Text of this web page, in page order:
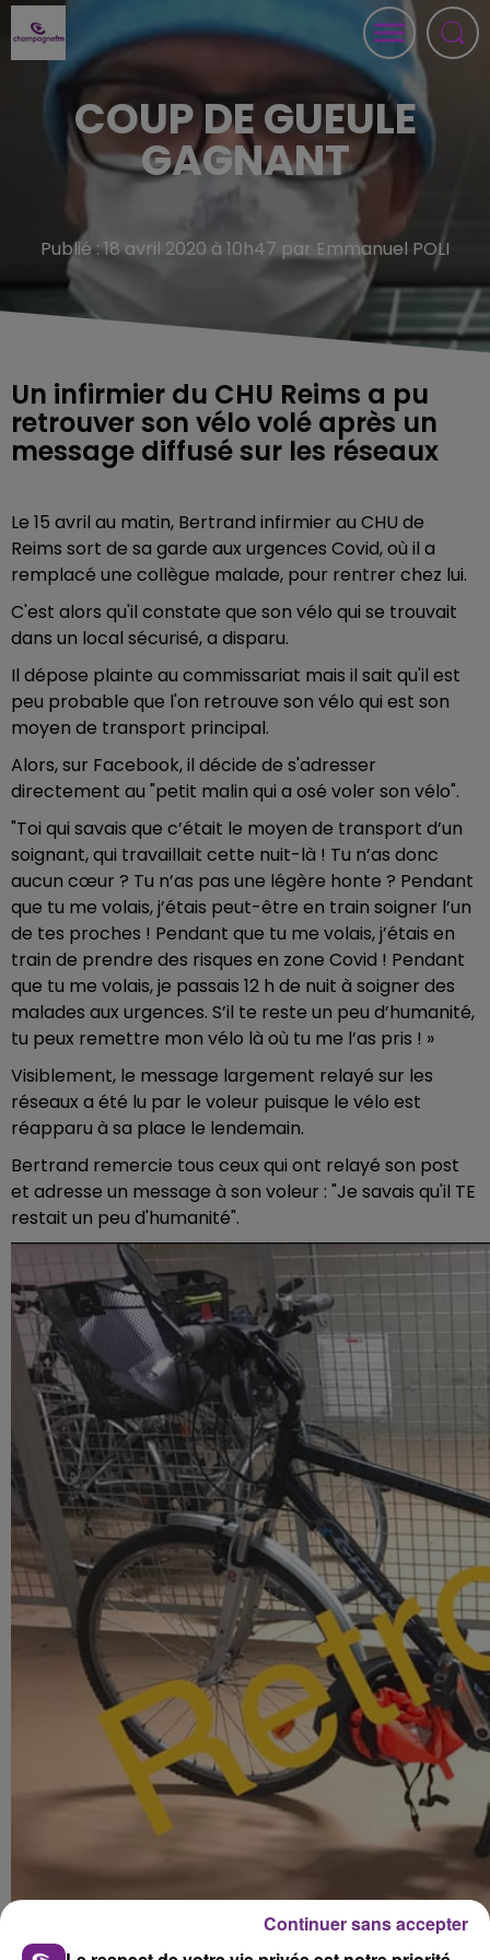
COUP DE GUEULE
GAGNANT
Publié : 18 avril 2020 à 10h47 par Emmanuel POLI
Un infirmier du CHU Reims a pu
retrouver son vélo volé après un
message diffusé sur les réseaux
Le 15 avril au matin, Bertrand infirmier au CHU de
Reims sort de sa garde aux urgences Covid, où il a
remplacé une collègue malade, pour rentrer chez lui.
C'est alors qu'il constate que son vélo qui se trouvait
dans un local sécurisé, a disparu.
Il dépose plainte au commissariat mais il sait qu'il est
peu probable que l'on retrouve son vélo qui est son
moyen de transport principal.
Alors, sur Facebook, il décide de s'adresser
directement au "petit malin qui a osé voler son vélo".
"Toi qui savais que c’était le moyen de transport d’un
soignant, qui travaillait cette nuit-là ! Tu n’as donc
aucun cœur ? Tu n’as pas une légère honte ? Pendant
que tu me volais, j’étais peut-être en train soigner l’un
de tes proches ! Pendant que tu me volais, j’étais en
train de prendre des risques en zone Covid ! Pendant
que tu me volais, je passais 12 h de nuit à soigner des
malades aux urgences. S’il te reste un peu d’humanité,
tu peux remettre mon vélo là où tu me l’as pris ! »
Visiblement, le message largement relayé sur les
réseaux a été lu par le voleur puisque le vélo est
réapparu à sa place le lendemain.
Bertrand remercie tous ceux qui ont relayé son post
et adresse un message à son voleur : "Je savais qu'il TE
restait un peu d'humanité".
Continuer sans accepter